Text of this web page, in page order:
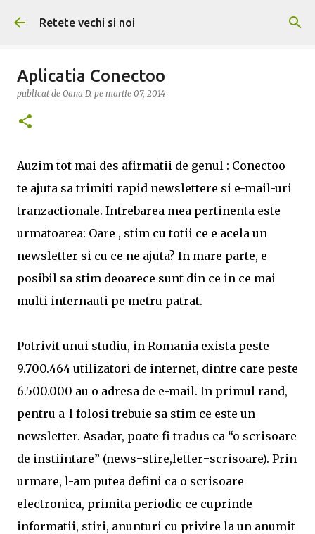
Treceți la conținutul principal
Retete vechi si noi
Aplicatia Conectoo
publicat de Oana D. pe martie 07, 2014
Auzim tot mai des afirmatii de genul : Conectoo
te ajuta sa trimiti rapid newslettere si e-mail-uri
tranzactionale. Intrebarea mea pertinenta este
urmatoarea: Oare , stim cu totii ce e acela un
newsletter si cu ce ne ajuta? In mare parte, e
posibil sa stim deoarece sunt din ce in ce mai
multi internauti pe metru patrat.
Potrivit unui studiu, in Romania exista peste
9.700.464 utilizatori de internet, dintre care peste
6.500.000 au o adresa de e-mail. In primul rand,
pentru a-l folosi trebuie sa stim ce este un
newsletter. Asadar, poate fi tradus ca “o scrisoare
de instiintare” (news=stire,letter=scrisoare). Prin
urmare, l-am putea defini ca o scrisoare
electronica, primita periodic ce cuprinde
informatii, stiri, anunturi cu privire la un anumit